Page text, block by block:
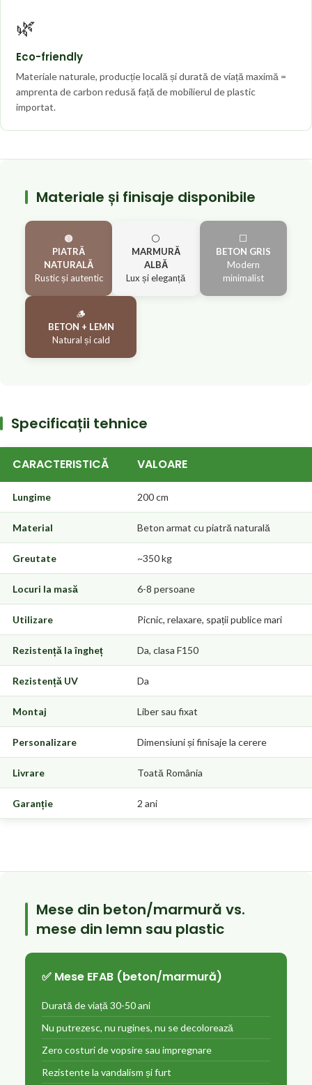
🌿
Eco-friendly
Materiale naturale, producție locală și durată de viață maximă =
amprenta de carbon redusă față de mobilierul de plastic
importat.
Materiale și finisaje disponibile
🟤
PIATRĂ
NATURALĂ
Rustic și autentic
⚪
MARMURĂ
ALBĂ
Lux și eleganță
⬜
BETON GRIS
Modern
minimalist
🪵
BETON + LEMN
Natural și cald
Specificații tehnice
CARACTERISTICĂ VALOARE
Lungime 200 cm
Material Beton armat cu piatră naturală
Greutate ~350 kg
Locuri la masă 6-8 persoane
Utilizare Picnic, relaxare, spații publice mari
Rezistență la îngheț Da, clasa F150
Rezistență UV Da
Montaj Liber sau fixat
Personalizare Dimensiuni și finisaje la cerere
Livrare Toată România
Garanție 2 ani
Mese din beton/marmură vs.
mese din lemn sau plastic
✅ Mese EFAB (beton/marmură)
Durată de viață 30-50 ani
Nu putrezesc, nu rugines, nu se decolorează
Zero costuri de vopsire sau impregnare
Rezistente la vandalism și furt